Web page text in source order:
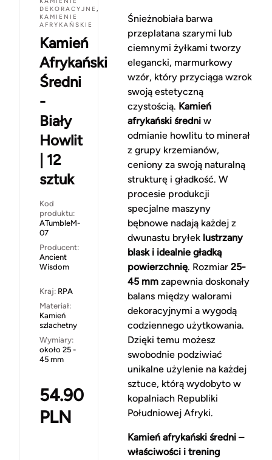
DEKORACYJNE ,
KAMIENIE
AFRYKAŃSKIE
Kamień
Afrykański
Średni
-
Biały
Howlit
| 12
sztuk
Kod
produktu:
ATumbleM-
07
Producent:
Ancient
Wisdom
Kraj: RPA
Materiał:
Kamień
szlachetny
Wymiary:
około 25 -
45 mm
54.90
PLN
Śnieżnobiała barwa
przeplatana szarymi lub
ciemnymi żyłkami tworzy
elegancki, marmurkowy
wzór, który przyciąga wzrok
swoją estetyczną
czystością. Kamień
afrykański średniw
odmianie howlitu to minerał
z grupy krzemianów,
ceniony za swoją naturalną
strukturę i gładkość. W
procesie produkcji
specjalne maszyny
bębnowe nadają każdej z
dwunastu bryłek lustrzany
blask i idealnie gładką
powierzchnię. Rozmiar 25-
45 mmzapewnia doskonały
balans między walorami
dekoracyjnymi a wygodą
codziennego użytkowania.
Dzięki temu możesz
swobodnie podziwiać
unikalne użylenie na każdej
sztuce, którą wydobyto w
kopalniach Republiki
Południowej Afryki.
Kamień afrykański średni –
właściwości i trening